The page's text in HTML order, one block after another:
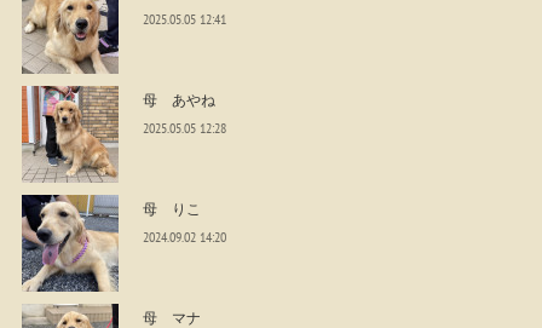
2025.05.05 12:41
母 あやね
2025.05.05 12:28
母 りこ
2024.09.02 14:20
母 マナ